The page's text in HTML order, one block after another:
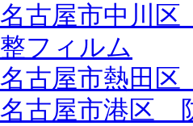
名古屋市中川
整フィルム
名古屋市熱田
名古屋市港区